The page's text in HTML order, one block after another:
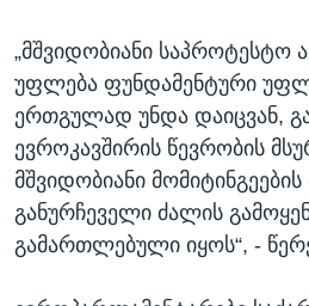
„მშვიდობიანი საპროტესტო
უფლება ფუნდამენტური
ერთგულად უნდა დაიცვან,
ევროკავშირის წევრობის
მშვიდობიანი
განურჩეველი ძალის
გამართლებული იყოს“, -